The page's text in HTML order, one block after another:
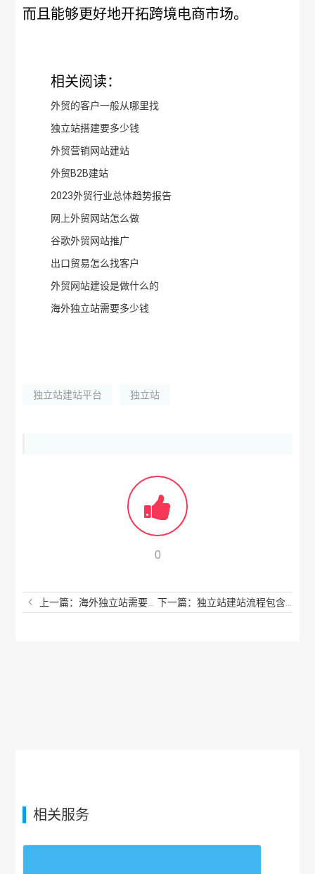
而且能够更好地开拓跨境电商市场。
相关阅读：
外贸的客户一般从哪里找
独立站搭建要多少钱
外贸营销网站建站
外贸B2B建站
2023外贸行业总体趋势报告
网上外贸网站怎么做
谷歌外贸网站推广
出口贸易怎么找客户
外贸网站建设是做什么的
海外独立站需要多少钱
独立站建站平台 独立站
0
上一篇：海外独立站需要多少钱？海外独立站是什么意思？
相关服务